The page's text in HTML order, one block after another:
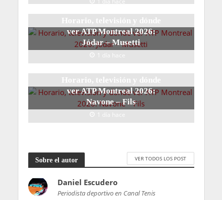
Horario, televisión y dónde
ver ATP Montreal 2026:
Jódar – Musetti
1 día hace
Horario, televisión y dónde
ver ATP Montreal 2026:
Navone – Fils
1 día hace
Sobre el autor VER TODOS LOS POST
Daniel Escudero
Periodista deportivo en Canal Tenis